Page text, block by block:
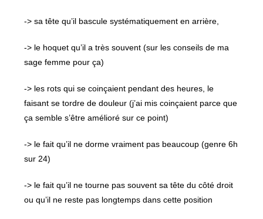
-> sa tête qu’il bascule systématiquement en arrière,
-> le hoquet qu’il a très souvent (sur les conseils de ma
sage femme pour ça)
-> les rots qui se coinçaient pendant des heures, le
faisant se tordre de douleur (j’ai mis coinçaient parce que
ça semble s’être amélioré sur ce point)
-> le fait qu’il ne dorme vraiment pas beaucoup (genre 6h
sur 24)
-> le fait qu’il ne tourne pas souvent sa tête du côté droit
ou qu’il ne reste pas longtemps dans cette position